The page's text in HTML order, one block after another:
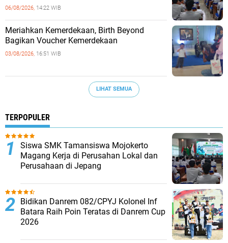
06/08/2026, 14:22 WIB
Meriahkan Kemerdekaan, Birth Beyond
Bagikan Voucher Kemerdekaan
03/08/2026, 16:51 WIB
LIHAT SEMUA
TERPOPULER
Siswa SMK Tamansiswa Mojokerto
Magang Kerja di Perusahan Lokal dan
Perusahaan di Jepang
Bidikan Danrem 082/CPYJ Kolonel Inf
Batara Raih Poin Teratas di Danrem Cup
2026